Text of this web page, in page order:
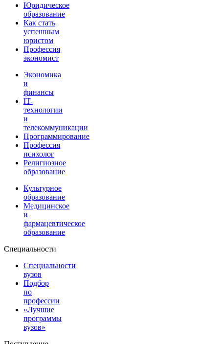
Юридическое
образование
Как стать
успешным
юристом
Профессия
экономист
Экономика
и
финансы
IT-
технологии
и
телекоммуникации
Программирование
Профессия
психолог
Религиозное
образование
Культурное
образование
Медицинское
и
фармацевтическое
образование
Специальности
Специальности
вузов
Подбор
по
профессии
«Лучшие
программы
вузов»